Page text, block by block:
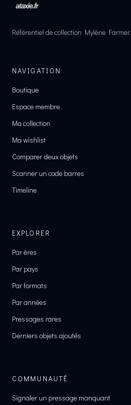
Référentiel de collection Mylène Farmer.
NAVIGATION
Boutique
Espace membre
Ma collection
Ma wishlist
Comparer deux objets
Scanner un code barres
Timeline
EXPLORER
Par ères
Par pays
Par formats
Par années
Pressages rares
Derniers objets ajoutés
COMMUNAUTÉ
Signaler un pressage manquant